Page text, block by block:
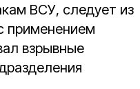
ВСУ, следует из
применением
взрывные